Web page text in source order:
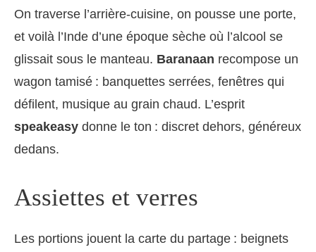
On traverse l’arrière-cuisine, on pousse une porte,
et voilà l’Inde d’une époque sèche où l’alcool se
glissait sous le manteau. Baranaan recompose un
wagon tamisé : banquettes serrées, fenêtres qui
défilent, musique au grain chaud. L’esprit
speakeasy donne le ton : discret dehors, généreux
dedans.
Assiettes et verres
Les portions jouent la carte du partage : beignets